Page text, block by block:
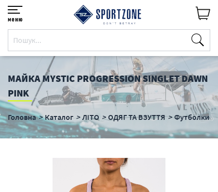
меню
МАЙКА MYSTIC PROGRESSION SINGLET DAWN
PINK
Головна Каталог ЛІТО ОДЯГ ТА ВЗУТТЯ Футболки